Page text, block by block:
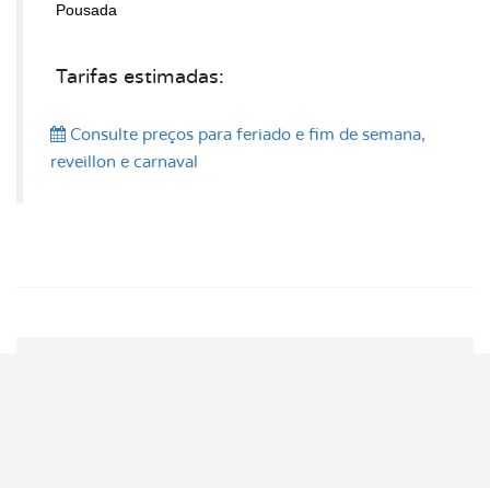
Pousada
Tarifas estimadas:
Consulte preços para feriado e fim de semana,
reveillon e carnaval